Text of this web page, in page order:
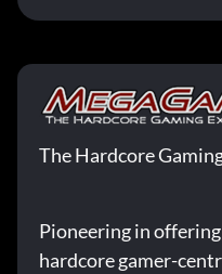
The Hardcore
Pioneering in
hardcore gamer-